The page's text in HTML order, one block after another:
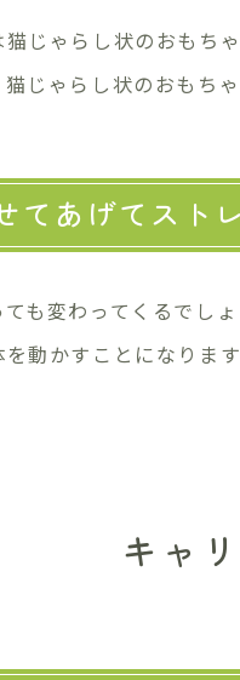
じゃらし状のおもち
じゃらし状のおもち
てあげてスト
も変わってくるでし
動かすことになりま
キャ